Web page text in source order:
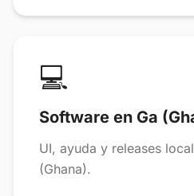
💻
Software en Ga
UI, ayuda y releases
(Ghana).